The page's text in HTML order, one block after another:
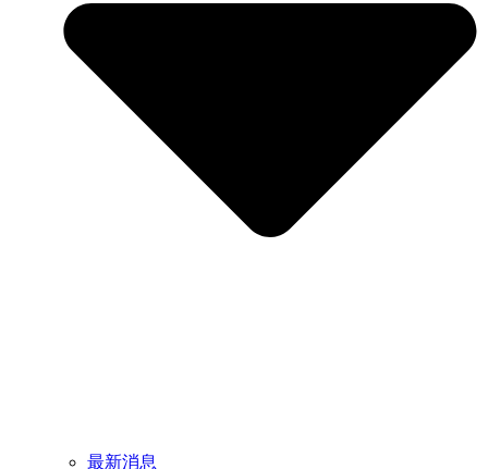
最新消息